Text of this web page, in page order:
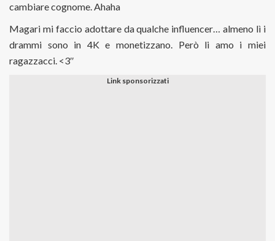
cambiare cognome. Ahaha
Magari mi faccio adottare da qualche influencer… almeno lì i
drammi sono in 4K e monetizzano. Però li amo i miei
ragazzacci. <3″